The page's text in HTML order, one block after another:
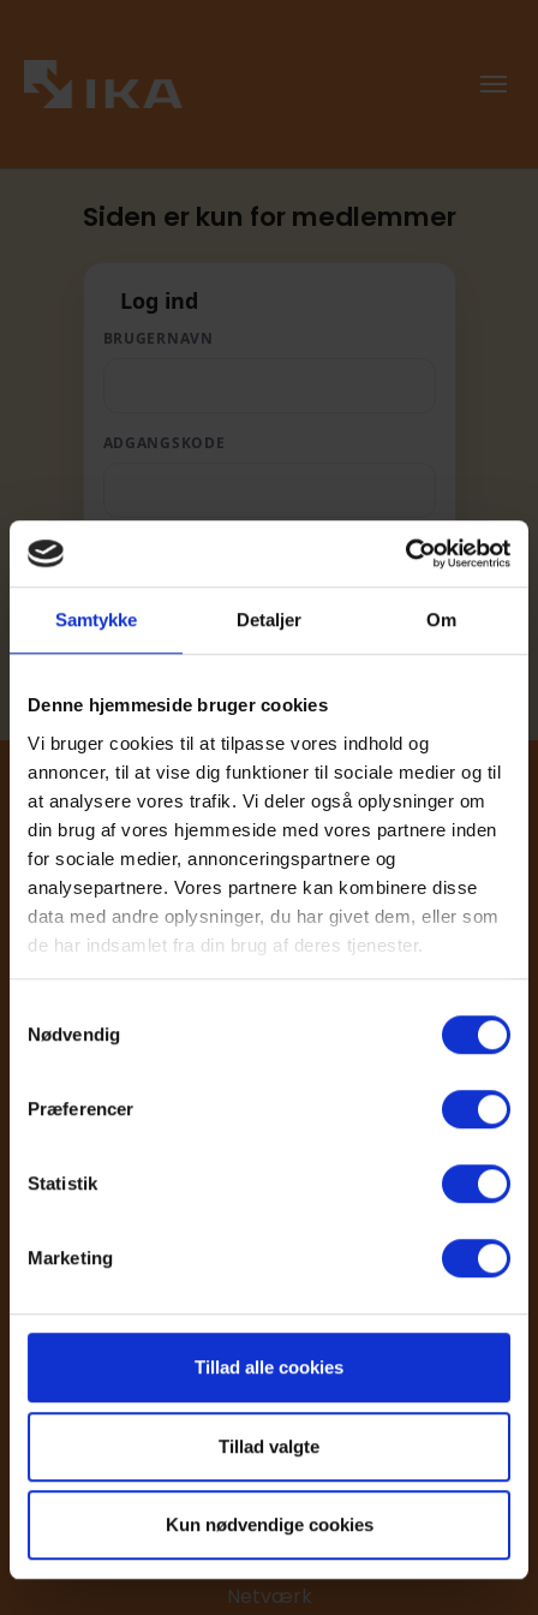
Samtykke Detaljer Om
Denne hjemmeside bruger cookies
Vi bruger cookies til at tilpasse vores indhold og
annoncer, til at vise dig funktioner til sociale medier og til
at analysere vores trafik. Vi deler også oplysninger om
din brug af vores hjemmeside med vores partnere inden
for sociale medier, annonceringspartnere og
analysepartnere. Vores partnere kan kombinere disse
data med andre oplysninger, du har givet dem, eller som
de har indsamlet fra din brug af deres tjenester.
Nødvendig
Præferencer
Statistik
Marketing
Tillad alle cookies
Tillad valgte
Kun nødvendige cookies
Siden er kun for medlemmer
Log ind
BRUGERNAVN
ADGANGSKODE
IKA
Haslegårdsvej 8-12
DK - 8210 Aarhus V
Aktiviteter
Alle aktiviteter
Dagskurser
Uddannelser
Konferencer
Netværk